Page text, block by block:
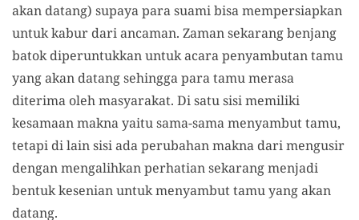
akan datang) supaya para suami bisa mempersiapkan
untuk kabur dari ancaman. Zaman sekarang benjang
batok diperuntukkan untuk acara penyambutan tamu
yang akan datang sehingga para tamu merasa
diterima oleh masyarakat. Di satu sisi memiliki
kesamaan makna yaitu sama-sama menyambut tamu,
tetapi di lain sisi ada perubahan makna dari mengusir
dengan mengalihkan perhatian sekarang menjadi
bentuk kesenian untuk menyambut tamu yang akan
datang.